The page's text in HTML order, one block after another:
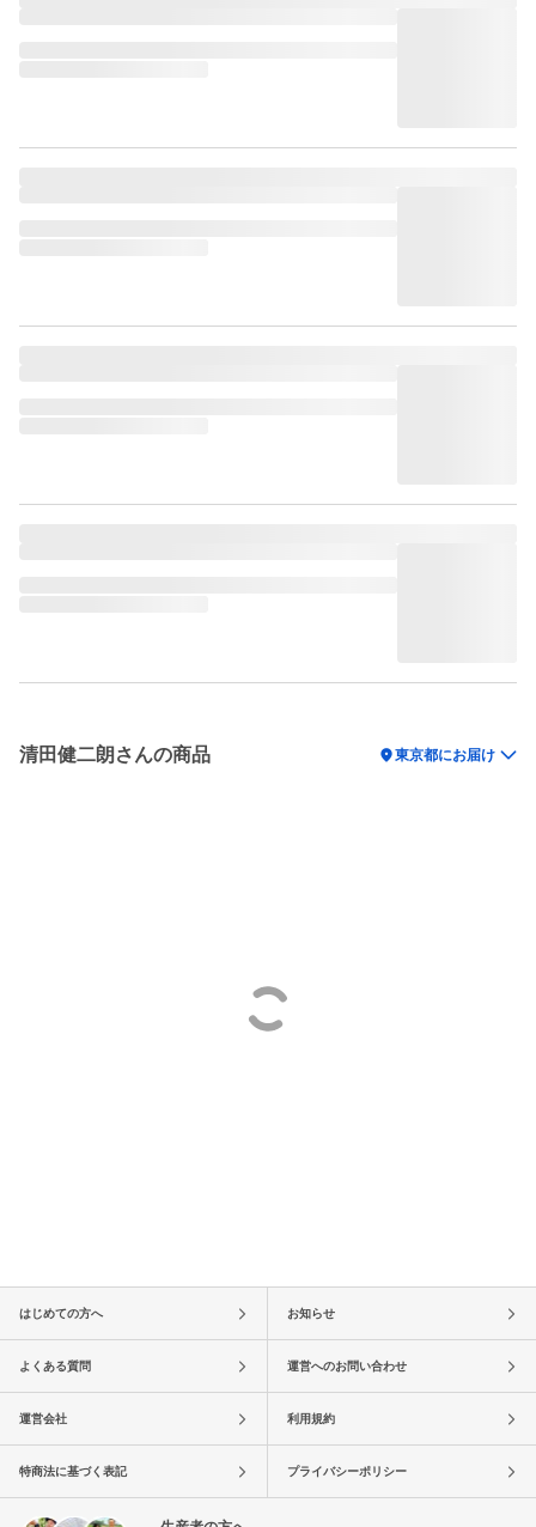
清田健二朗さんの商品 location_on東京都にお届け
はじめての方へ お知らせ
よくある質問 運営へのお問い合わせ
運営会社 利用規約
特商法に基づく表記 プライバシーポリシー